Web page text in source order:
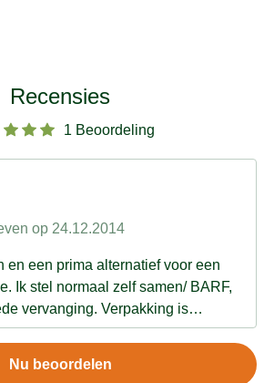
Recensies
1 Beoordeling
op 24.12.2014
en een prima alternatief voor een
Ik stel normaal zelf samen/ BARF,
vervanging. Verpakking is
te nemen ipv zware blikken in de
makkelijk om eens een Kong mee
Nu beoordelen